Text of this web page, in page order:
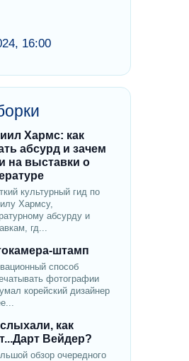
16:00
Хармс: как
абсурд и зачем
на выставки о
культурный гид по
Хармсу,
абсурду и
гд...
штамп
способ
фотографии
корейский дизайнер
как
Вейдер?
обзор очередного